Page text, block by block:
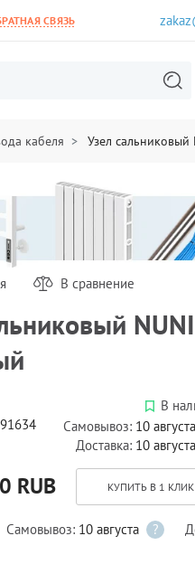
СВЯЗЬ
кабеля Узел
В сравнение
В
Самовывоз: 10 августа
Доставка: 10 августа
RUB КУПИТЬ В 1 КЛИК
Самовывоз: 10 августа ?